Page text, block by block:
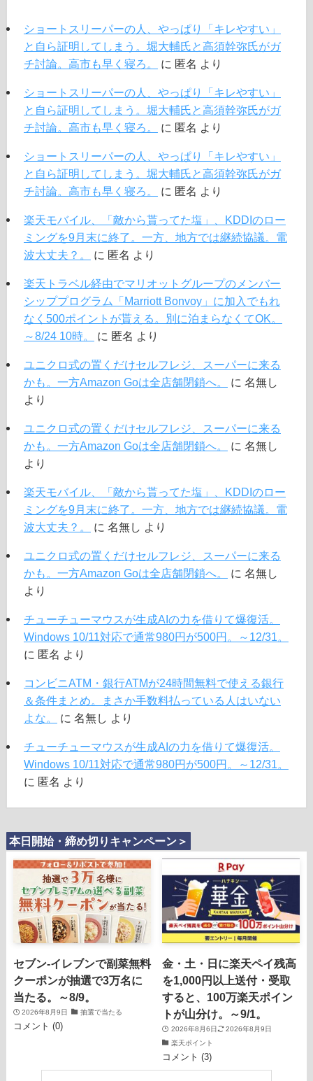
ショートスリーパーの人、やっぱり「キレやすい」
と自ら証明してしまう。堀大輔氏と高須幹弥氏がガ
チ討論。高市も早く寝ろ。
に 匿名 より
ショートスリーパーの人、やっぱり「キレやすい」
と自ら証明してしまう。堀大輔氏と高須幹弥氏がガ
チ討論。高市も早く寝ろ。
に 匿名 より
ショートスリーパーの人、やっぱり「キレやすい」
と自ら証明してしまう。堀大輔氏と高須幹弥氏がガ
チ討論。高市も早く寝ろ。
に 匿名 より
楽天モバイル、「敵から貰ってた塩」、KDDIのロー
ミングを9月末に終了。一方、地方では継続協議。電
波大丈夫？。
に 匿名 より
楽天トラベル経由でマリオットグループのメンバー
シッププログラム「Marriott Bonvoy」に加入でもれ
なく500ポイントが貰える。別に泊まらなくてOK。
～8/24 10時。
に 匿名 より
ユニクロ式の置くだけセルフレジ、スーパーに来る
かも。一方Amazon Goは全店舗閉鎖へ。
に 名無し
より
ユニクロ式の置くだけセルフレジ、スーパーに来る
かも。一方Amazon Goは全店舗閉鎖へ。
に 名無し
より
楽天モバイル、「敵から貰ってた塩」、KDDIのロー
ミングを9月末に終了。一方、地方では継続協議。電
波大丈夫？。
に 名無し より
ユニクロ式の置くだけセルフレジ、スーパーに来る
かも。一方Amazon Goは全店舗閉鎖へ。
に 名無し
より
チューチューマウスが生成AIの力を借りて爆復活。
Windows 10/11対応で通常980円が500円。～12/31。
に 匿名 より
コンビニATM・銀行ATMが24時間無料で使える銀行
＆条件まとめ。まさか手数料払っている人はいない
よな。
に 名無し より
チューチューマウスが生成AIの力を借りて爆復活。
Windows 10/11対応で通常980円が500円。～12/31。
に 匿名 より
本日開始・締め切りキャンペーン＞
セブン‐イレブンで副菜無料
クーポンが抽選で3万名に
当たる。～8/9。
2026年8月9日 抽選で当たる
コメント (0)
金・土・日に楽天ペイ残高
を1,000円以上送付・受取
すると、100万楽天ポイン
トが山分け。～9/1。
2026年8月6日
2026年8月9日
楽天ポイント
コメント (3)